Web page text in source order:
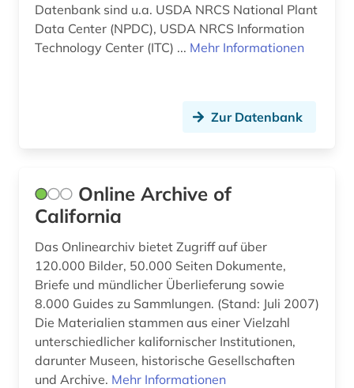
gesellschaft (1)
gesetz (2)
gewerkschaft (2)
gras (1)
griechenland (1)
großbritanien (1)
großbritannien (6)
grundwasser (1)
Datenbank sind u.a. USDA NRCS National Plant
Data Center (NPDC), USDA NRCS Information
Technology Center (ITC) ... Mehr Informationen
Zur Datenbank
Online Archive of
California
Das Onlinearchiv bietet Zugriff auf über
120.000 Bilder, 50.000 Seiten Dokumente,
Briefe und mündlicher Überlieferung sowie
8.000 Guides zu Sammlungen. (Stand: Juli 2007)
Die Materialien stammen aus einer Vielzahl
unterschiedlicher kalifornischer Institutionen,
darunter Museen, historische Gesellschaften
und Archive. Mehr Informationen